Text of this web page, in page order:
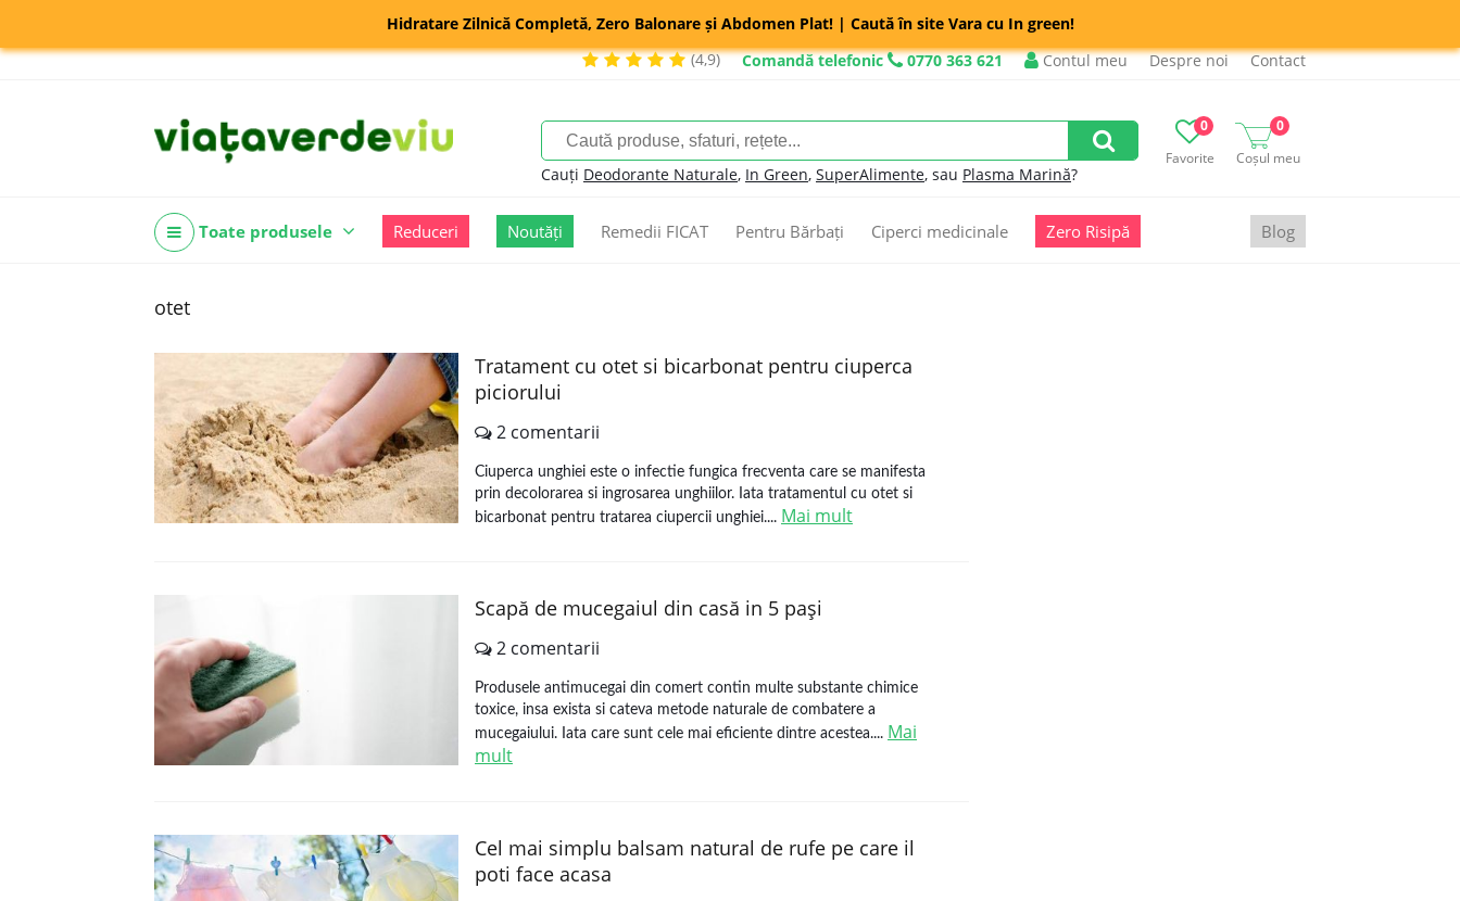
Hidratare Zilnică Completă, Zero Balonare și Abdomen Plat! | Caută în site Vara cu In green!
(4,9)
Comandă telefonic 0770 363 621 Contul meu Despre noi Contact
Favorite
0
Coșul meu
0
Cauți Deodorante Naturale, In Green, SuperAlimente, sau Plasma Marină?
Toate produsele Reduceri Noutăți Remedii FICAT Pentru Bărbați Ciperci medicinale Zero Risipă Blog
otet
Tratament cu otet si bicarbonat pentru ciuperca
piciorului
2 comentarii
Ciuperca unghiei este o infectie fungica frecventa care se manifesta
prin decolorarea si ingrosarea unghiilor. Iata tratamentul cu otet si
bicarbonat pentru tratarea ciupercii unghiei.... Mai mult
Scapă de mucegaiul din casă in 5 paşi
2 comentarii
Produsele antimucegai din comert contin multe substante chimice
toxice, insa exista si cateva metode naturale de combatere a
mucegaiului. Iata care sunt cele mai eficiente dintre acestea.... Mai
mult
Cel mai simplu balsam natural de rufe pe care il
poti face acasa